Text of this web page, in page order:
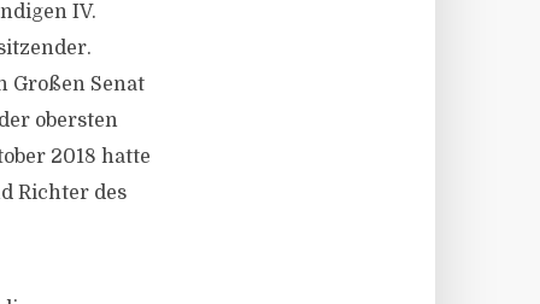
IV.
Großen Senat
obersten
2018 hatte
Richter des